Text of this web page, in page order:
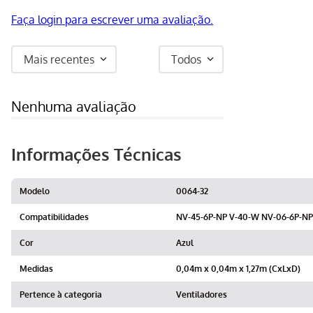
Faça login para escrever uma avaliação.
Mais recentes Todos
Nenhuma avaliação
Informações Técnicas
Modelo 0064-32
Compatibilidades NV-45-6P-NP V-40-W NV-06-6P-
Cor Azul
Medidas 0,04m x 0,04m x 1,27m (CxLxD)
Pertence à categoria Ventiladores